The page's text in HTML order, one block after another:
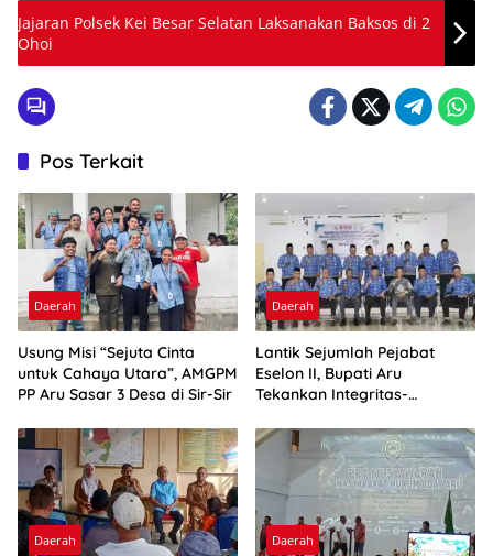
Jajaran Polsek Kei Besar Selatan Laksanakan Baksos di 2
Ohoi
Pos Terkait
Daerah
Usung Misi “Sejuta Cinta
untuk Cahaya Utara”, AMGPM
PP Aru Sasar 3 Desa di Sir-Sir
Daerah
Lantik Sejumlah Pejabat
Eselon II, Bupati Aru
Tekankan Integritas-
Daerah Daerah